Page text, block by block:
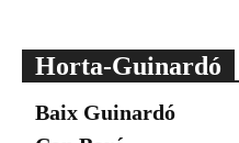
Horta-Guinardó
Baix Guinardó